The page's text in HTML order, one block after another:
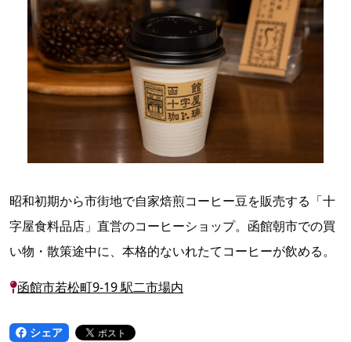
昭和初期から市街地で自家焙煎コーヒー豆を販売する「十
字屋食料品店」直営のコーヒーショップ。函館朝市での買
い物・散策途中に、本格的ないれたてコーヒーが飲める。
函館市若松町9-19 駅二市場内
シェア